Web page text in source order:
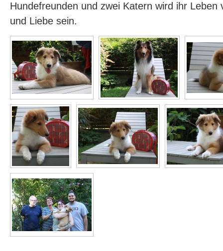
Hundefreunden und zwei Katern wird ihr Leben
und Liebe sein.